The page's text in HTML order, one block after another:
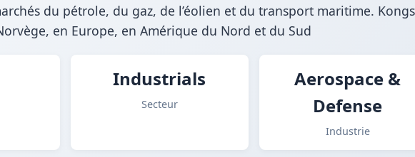
du pétrole, du gaz, de l’éolien et du transport maritime.
en Europe, en Amérique du Nord et du Sud
Industrials
Secteur
Aerospace &
Defense
Industrie